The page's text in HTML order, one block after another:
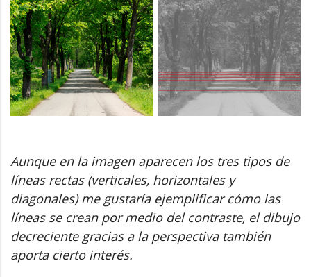
Aunque en la imagen aparecen los tres tipos de
líneas rectas (verticales, horizontales y
diagonales) me gustaría ejemplificar cómo las
líneas se crean por medio del contraste, el dibujo
decreciente gracias a la perspectiva también
aporta cierto interés.